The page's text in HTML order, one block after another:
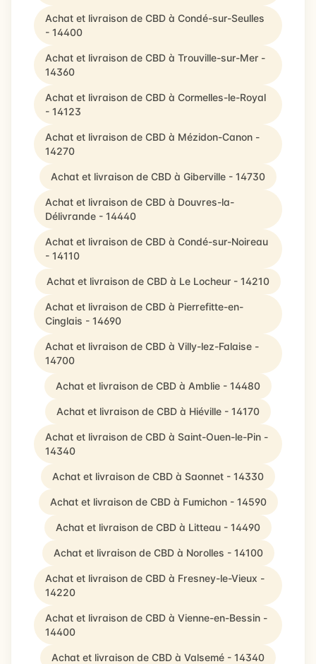
Achat et livraison de CBD à Condé-sur-Seulles
- 14400
Achat et livraison de CBD à Trouville-sur-Mer -
14360
Achat et livraison de CBD à Cormelles-le-Royal
- 14123
Achat et livraison de CBD à Mézidon-Canon -
14270
Achat et livraison de CBD à Giberville - 14730
Achat et livraison de CBD à Douvres-la-
Délivrande - 14440
Achat et livraison de CBD à Condé-sur-Noireau
- 14110
Achat et livraison de CBD à Le Locheur - 14210
Achat et livraison de CBD à Pierrefitte-en-
Cinglais - 14690
Achat et livraison de CBD à Villy-lez-Falaise -
14700
Achat et livraison de CBD à Amblie - 14480
Achat et livraison de CBD à Hiéville - 14170
Achat et livraison de CBD à Saint-Ouen-le-Pin -
14340
Achat et livraison de CBD à Saonnet - 14330
Achat et livraison de CBD à Fumichon - 14590
Achat et livraison de CBD à Litteau - 14490
Achat et livraison de CBD à Norolles - 14100
Achat et livraison de CBD à Fresney-le-Vieux -
14220
Achat et livraison de CBD à Vienne-en-Bessin -
14400
Achat et livraison de CBD à Valsemé - 14340